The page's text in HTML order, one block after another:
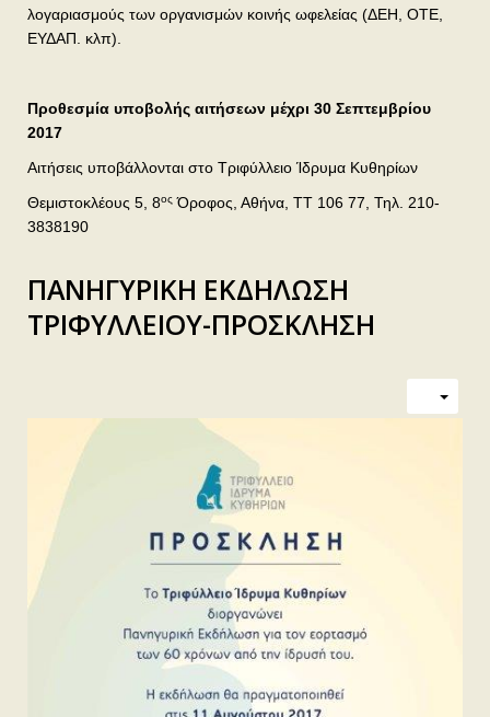
λογαριασμούς των οργανισμών κοινής ωφελείας (ΔΕΗ, ΟΤΕ,
ΕΥΔΑΠ. κλπ).
Προθεσμία υποβολής αιτήσεων μέχρι 30 Σεπτεμβρίου
2017
Αιτήσεις υποβάλλονται στο Τριφύλλειο Ίδρυμα Κυθηρίων
Θεμιστοκλέους 5, 8ος Όροφος, Αθήνα, ΤΤ 106 77, Τηλ. 210-
3838190
ΠΑΝΗΓΥΡΙΚΗ ΕΚΔΗΛΩΣΗ
ΤΡΙΦΥΛΛΕΙΟΥ-ΠΡΟΣΚΛΗΣΗ